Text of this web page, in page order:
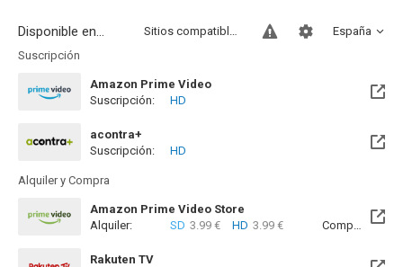
Disponible en... España
Sitios compatibles
Suscripción
Amazon Prime Video
Suscripción:
HD
acontra+
Suscripción:
HD
Alquiler y Compra
Amazon Prime Video Store
Alquiler:
SD 3.99 € HD 3.99 € Compra: SD
Rakuten TV